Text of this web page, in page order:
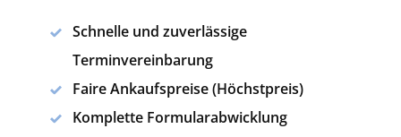
Schnelle und zuverlässige
Terminvereinbarung
Faire Ankaufspreise (Höchstpreis)
Komplette Formularabwicklung